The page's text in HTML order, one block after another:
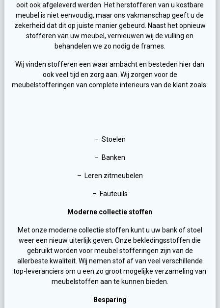
ooit ook afgeleverd werden. Het herstofferen van u kostbare
meubel is niet eenvoudig, maar ons vakmanschap geeft u de
zekerheid dat dit op juiste manier gebeurd. Naast het opnieuw
stofferen van uw meubel, vernieuwen wij de vulling en
behandelen we zo nodig de frames.
Wij vinden stofferen een waar ambacht en besteden hier dan
ook veel tijd en zorg aan. Wij zorgen voor de
meubelstofferingen van complete interieurs van de klant zoals:
– Stoelen
– Banken
– Leren zitmeubelen
– Fauteuils
Moderne collectie stoffen
Met onze moderne collectie stoffen kunt u uw bank of stoel
weer een nieuw uiterlijk geven. Onze bekledingsstoffen die
gebruikt worden voor meubel stofferingen zijn van de
allerbeste kwaliteit. Wij nemen stof af van veel verschillende
top-leveranciers om u een zo groot mogelijke verzameling van
meubelstoffen aan te kunnen bieden.
Besparing